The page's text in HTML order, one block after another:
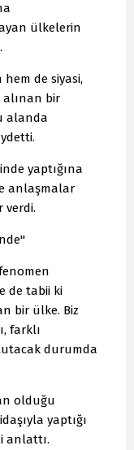
ülkelerin
de siyasi,
alınan bir
alanda
yaptığına
anlaşmalar
verdi.
de tabii ki
bir ülke. Biz
farklı
durumda
olduğu
yaptığı
anlattı.